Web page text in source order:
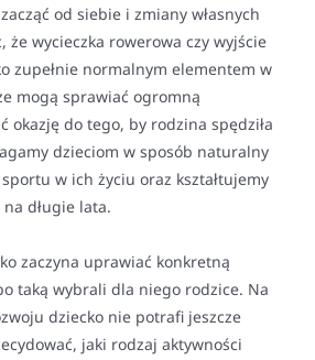
od siebie i zmiany własnych
że wycieczka rowerowa czy wyjście
zupełnie normalnym elementem w
mogą sprawiać ogromną
okazję do tego, by rodzina spędziła
dzieciom w sposób naturalny
w ich życiu oraz kształtujemy
długie lata.
zaczyna uprawiać konkretną
taką wybrali dla niego rodzice. Na
dziecko nie potrafi jeszcze
jaki rodzaj aktywności